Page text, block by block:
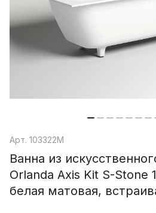
Арт. 103322M
Ванна из
Orlanda Axis Kit S-Stone
белая матовая,